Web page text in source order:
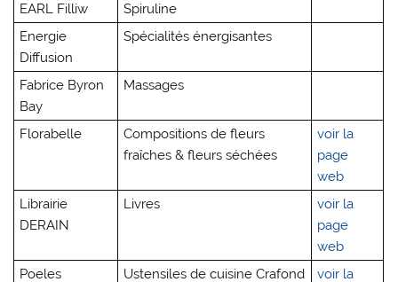
EARL Filliw
Spiruline
Energie
Diffusion
Spécialités énergisantes
Fabrice Byron
Bay
Massages
Florabelle
Compositions de fleurs
fraîches & fleurs séchées
voir la
page
web
Librairie
DERAIN
Livres
voir la
page
web
Poeles
Ustensiles de cuisine Crafond voir la